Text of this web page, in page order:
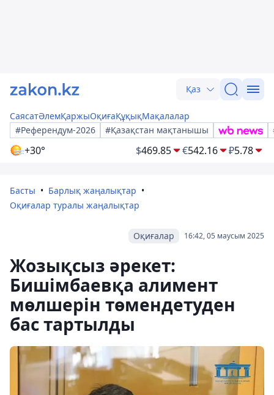
Қаз
СаясатӘлемҚаржыОқиғаҚұқықМақалалар
#Референдум-2026
#Қазақстан мақтанышы
+30° $469.85 €542.16 ₽5.78
Басты
Барлық жаңалықтар
Оқиғалар туралы жаңалықтар
16:42, 05 маусым 2025
Оқиғалар
Жозықсыз әрекет:
Бишімбаевқа алимент
мөлшерін төмендетуден
бас тартылды